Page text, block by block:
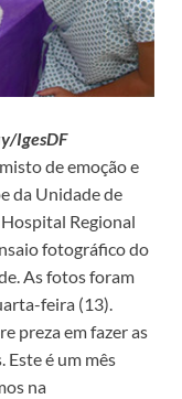
IgesDF
de emoção e
da Unidade de
Regional
fotográfico do
As fotos foram
feira (13).
preza em fazer as
Este é um mês
na